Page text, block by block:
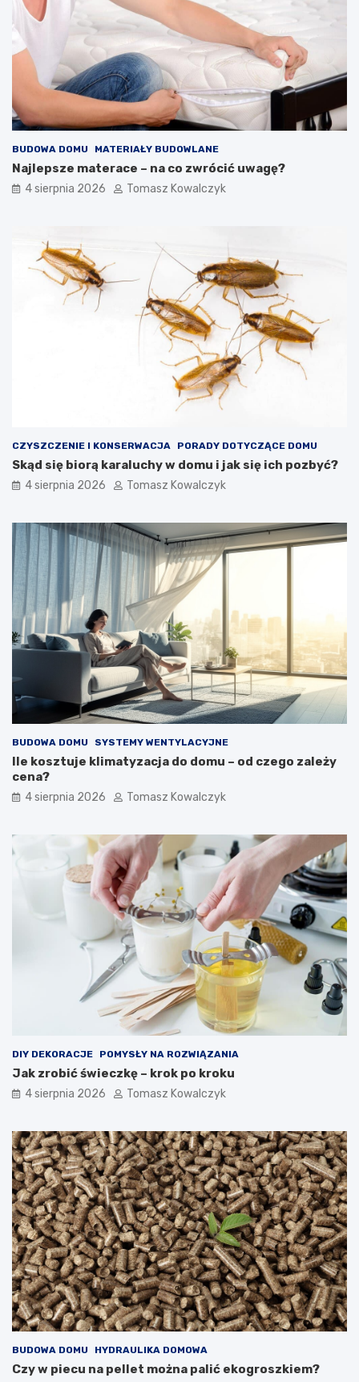
BUDOWA DOMU MATERIAŁY BUDOWLANE
Najlepsze materace – na co zwrócić uwagę?
4 sierpnia 2026 Tomasz Kowalczyk
CZYSZCZENIE I KONSERWACJA PORADY DOTYCZĄCE DOMU
Skąd się biorą karaluchy w domu i jak się ich pozbyć?
4 sierpnia 2026 Tomasz Kowalczyk
BUDOWA DOMU SYSTEMY WENTYLACYJNE
Ile kosztuje klimatyzacja do domu – od czego zależy
cena?
4 sierpnia 2026 Tomasz Kowalczyk
DIY DEKORACJE POMYSŁY NA ROZWIĄZANIA
Jak zrobić świeczkę – krok po kroku
4 sierpnia 2026 Tomasz Kowalczyk
BUDOWA DOMU HYDRAULIKA DOMOWA
Czy w piecu na pellet można palić ekogroszkiem?